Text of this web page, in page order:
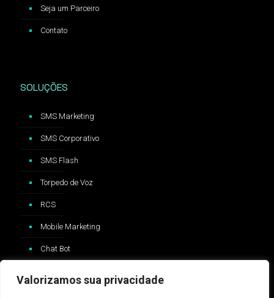
Valorizamos sua privacidade
Seja um Parceiro
Contato
SOLUÇÕES
SMS Marketing
SMS Corporativo
SMS Flash
Torpedo de Voz
RCS
Mobile Marketing
Chat Bot